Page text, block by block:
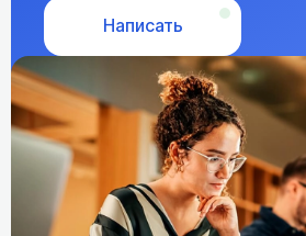
Написать